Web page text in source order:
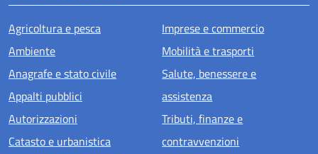
Agricoltura e pesca
Ambiente
Anagrafe e stato civile
Appalti pubblici
Autorizzazioni
Catasto e urbanistica
Imprese e commercio
Mobilità e trasporti
Salute, benessere e
assistenza
Tributi, finanze e
contravvenzioni